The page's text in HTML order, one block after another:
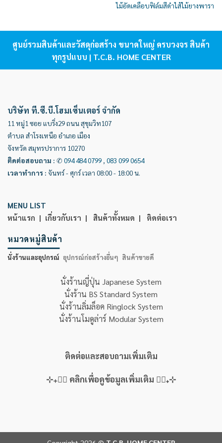
ไม้อัดเคลือบฟิล์มสีดำไส้ไม้ยางพารา
ศูนย์รวมสินค้าและวัสดุก่อสร้าง ขนาดใหญ่ ครบวงจร สินค้า
ทุกรูปแบบ | T.C.B. HOME CENTER
บริษัท ที.ซี.บี.โฮมเซ็นเตอร์ จำกัด
11 หมู่1 ซอย แบริ่ง29 ถนน สุขุมวิท107
ตำบล สำโรงเหนือ อำเภอ เมือง
จังหวัด สมุทรปราการ 10270
ติดต่อสอบถาม : ✆ 094 484 0799 , 083 099 0654
เวลาทำการ : จันทร์ - ศุกร์ เวลา 08:00 - 18:00 น.
MENU LIST
หน้าแรก | เกี่ยวกับเรา | สินค้าทั้งหมด | ติดต่อเรา
หมวดหมู่สินค้า
นั่งร้านและอุปกรณ์ อุปกรณ์ก่อสร้างอื่นๆ สินค้าขายดี
นั่งร้านญี่ปุ่น Japanese System
นั่งร้าน BS Standard System
นั่งร้านลิ่มล็อค Ringlock System
นั่งร้านโมดูล่าร์ Modular System
ติดต่อและสอบถามเพิ่มเติม
⊹₊👇🏻 คลิกเพื่อดูข้อมูลเพิ่มเติม 👇🏻₊⊹